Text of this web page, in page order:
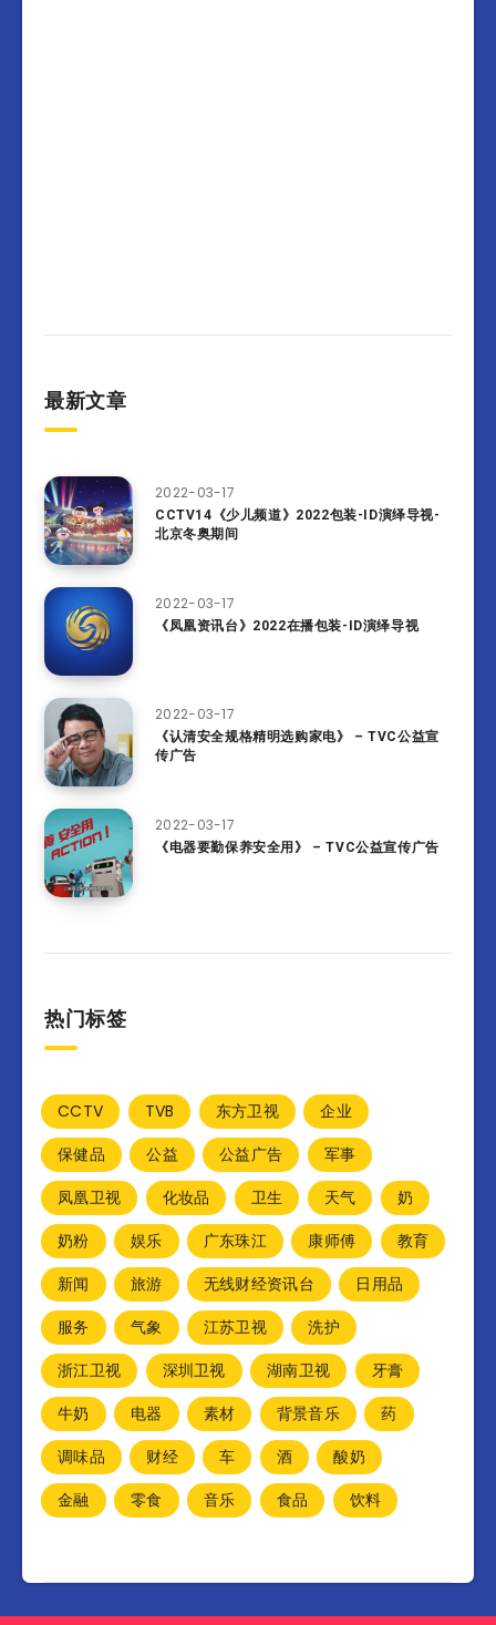
最新文章
2022-03-17
CCTV14《少儿频道》2022包装-ID演绎导视-
北京冬奥期间
2022-03-17
《凤凰资讯台》2022在播包装-ID演绎导视
2022-03-17
《认清安全规格精明选购家电》 – TVC公益宣
传广告
2022-03-17
《电器要勤保养安全用》 – TVC公益宣传广告
热门标签
CCTV TVB 东方卫视
企业
保健品
公益 公益广告
军事
凤凰卫视
化妆品 卫生 天气
奶
奶粉
娱乐 广东珠江 康师傅
教育
新闻
旅游 无线财经资讯台
日用品
服务
气象 江苏卫视
洗护
浙江卫视
深圳卫视 湖南卫视
牙膏
牛奶
电器 素材 背景音乐
药
调味品
财经 车 酒
酸奶
金融
零食 音乐 食品 饮料